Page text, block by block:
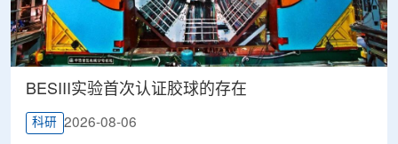
BESIII实验首次认证胶球的存在
科研 2026-08-06